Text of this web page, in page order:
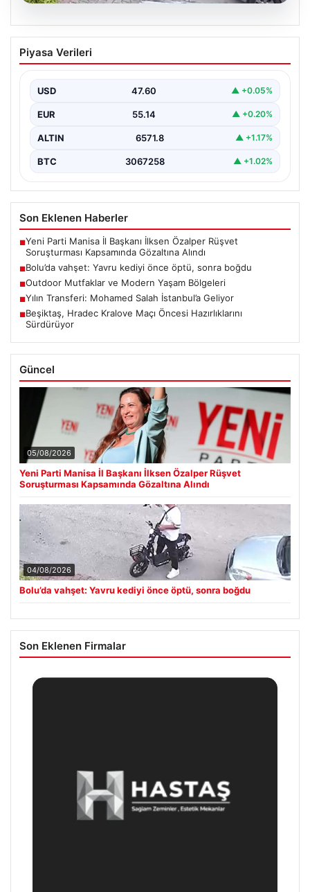
Bolu’da vahşet: Yavru kediyi önce öptü,
sonra boğdu
Ardından Telef Etti", "content": "Bolu'nun Beşkavaklar…
Piyasa Verileri
USD 47.60 ▲ +0.05%
EUR 55.14 ▲ +0.20%
ALTIN 6571.8 ▲ +1.17%
BTC 3067258 ▲ +1.02%
Son Eklenen Haberler
■Yeni Parti Manisa İl Başkanı İlksen Özalper Rüşvet
Soruşturması Kapsamında Gözaltına Alındı
■Bolu’da vahşet: Yavru kediyi önce öptü, sonra boğdu
■Outdoor Mutfaklar ve Modern Yaşam Bölgeleri
■Yılın Transferi: Mohamed Salah İstanbul’a Geliyor
■Beşiktaş, Hradec Kralove Maçı Öncesi Hazırlıklarını
Sürdürüyor
Güncel
05/08/2026
Yeni Parti Manisa İl Başkanı İlksen Özalper Rüşvet
Soruşturması Kapsamında Gözaltına Alındı
04/08/2026
Bolu’da vahşet: Yavru kediyi önce öptü, sonra boğdu
Son Eklenen Firmalar